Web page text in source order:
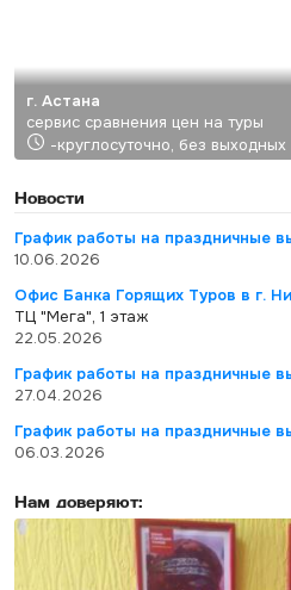
г. Астана
сервис сравнения цен на туры
-круглосуточно, без выходных
Новости
График работы на праздничные
10.06.2026
Офис Банка Горящих Туров в г.
ТЦ "Мега", 1 этаж
22.05.2026
График работы на праздничные
27.04.2026
График работы на праздничные
06.03.2026
Нам доверяют: